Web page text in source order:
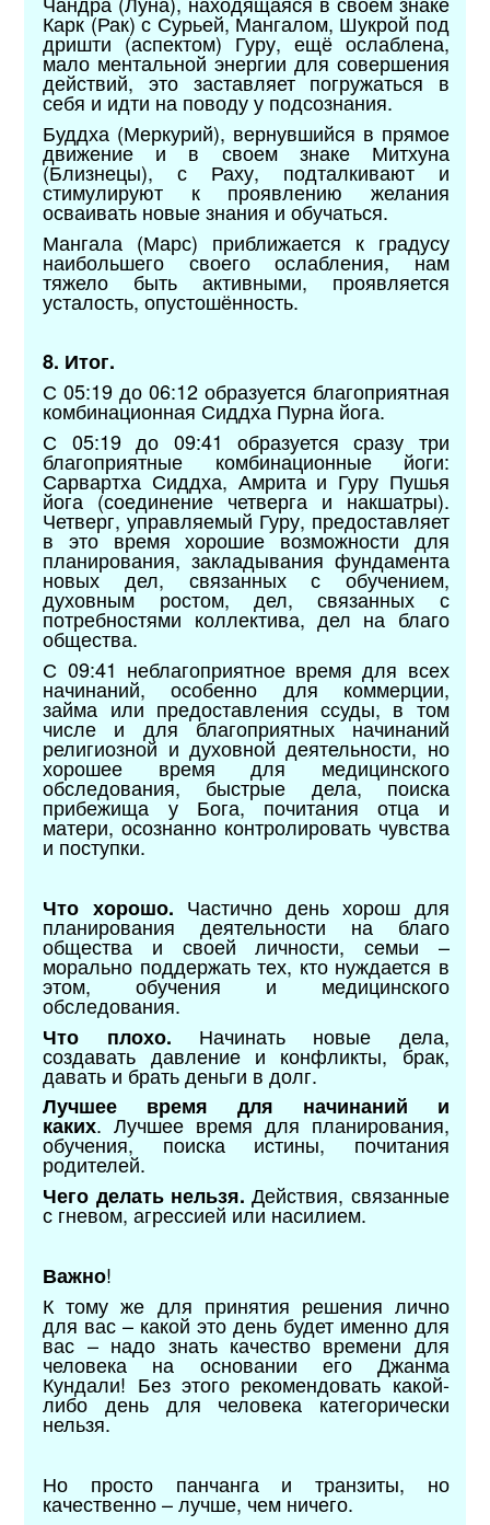
Карк (Рак) с Сурьей, Мангалом, Шукрой под
дришти (аспектом) Гуру, ещё ослаблена,
мало ментальной энергии для совершения
действий, это заставляет погружаться в
себя и идти на поводу у подсознания.
Буддха (Меркурий), вернувшийся в прямое
движение и в своем знаке Митхуна
(Близнецы), с Раху, подталкивают и
стимулируют к проявлению желания
осваивать новые знания и обучаться.
Мангала (Марс) приближается к градусу
наибольшего своего ослабления, нам
тяжело быть активными, проявляется
усталость, опустошённость.
8. Итог.
С 05:19 до 06:12 образуется благоприятная
комбинационная Сиддха Пурна йога.
С 05:19 до 09:41 образуется сразу три
благоприятные комбинационные йоги:
Сарвартха Сиддха, Амрита и Гуру Пушья
йога (соединение четверга и накшатры).
Четверг, управляемый Гуру, предоставляет
в это время хорошие возможности для
планирования, закладывания фундамента
новых дел, связанных с обучением,
духовным ростом, дел, связанных с
потребностями коллектива, дел на благо
общества.
С 09:41 неблагоприятное время для всех
начинаний, особенно для коммерции,
займа или предоставления ссуды, в том
числе и для благоприятных начинаний
религиозной и духовной деятельности, но
хорошее время для медицинского
обследования, быстрые дела, поиска
прибежища у Бога, почитания отца и
матери, осознанно контролировать чувства
и поступки.
Что хорошо. Частично день хорош для
планирования деятельности на благо
общества и своей личности, семьи –
морально поддержать тех, кто нуждается в
этом, обучения и медицинского
обследования.
Что плохо. Начинать новые дела,
создавать давление и конфликты, брак,
давать и брать деньги в долг.
Лучшее время для начинаний и
каких.Лучшее время для планирования,
обучения, поиска истины, почитания
родителей.
Чего делать нельзя. Действия, связанные
с гневом, агрессией или насилием.
Важно!
К тому же для принятия решения лично
для вас – какой это день будет именно для
вас – надо знать качество времени для
человека на основании его Джанма
Кундали! Без этого рекомендовать какой-
либо день для человека категорически
нельзя.
Но просто панчанга и транзиты, но
качественно – лучше, чем ничего.